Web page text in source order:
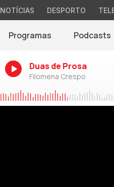
NOTÍCIAS DESPORTO
Programas Podcasts
Duas de Prosa
Filomena Crespo